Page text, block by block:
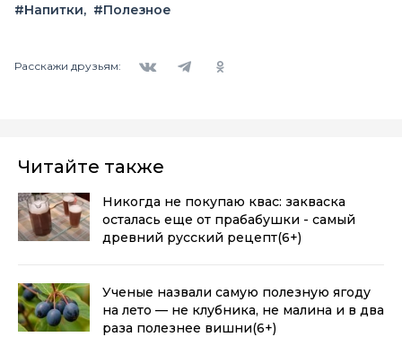
#Напитки #Полезное
Расскажи друзьям:
Читайте также
Никогда не покупаю квас: закваска
осталась еще от прабабушки - самый
древний русский рецепт(6+)
Ученые назвали самую полезную ягоду
на лето — не клубника, не малина и в два
раза полезнее вишни(6+)